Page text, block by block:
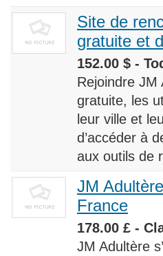
Site de
gratuite et
152.00 $ -
Rejoindre JM
gratuite, les
leur ville et
d’accéder à
aux outils de
JM
France
178.00 £ -
JM Adultère